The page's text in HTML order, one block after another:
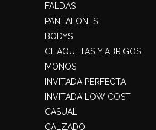
FALDAS
PANTALONES
BODYS
CHAQUETAS Y ABRIGOS
MONOS
INVITADA PERFECTA
INVITADA LOW COST
CASUAL
CALZADO